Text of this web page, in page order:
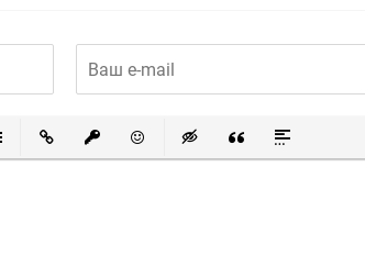
списоксписок
Вставить ссылку
Вставить защищенную ссылку
Вставить смайлик
Вставка скрытого текста
Вставка цитаты
Вставка